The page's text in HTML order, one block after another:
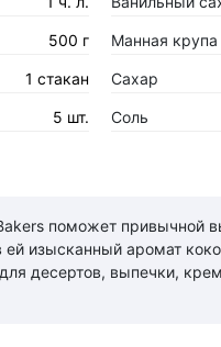
500 г Манная крупа
1 стакан Сахар
5 шт. Соль
поможет привычной
ей изысканный аромат
десертов, выпечки,